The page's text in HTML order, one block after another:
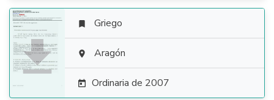

 Griego
 Aragón
 Ordinaria de 2007